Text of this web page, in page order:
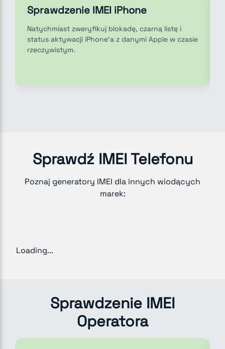
Sprawdzenie IMEI iPhone
Natychmiast zweryfikuj blokadę, czarną listę i
status aktywacji iPhone'a z danymi Apple w czasie
rzeczywistym.
Sprawdź IMEI Telefonu
Poznaj generatory IMEI dla innych wiodących
marek:
Loading...
Sprawdzenie IMEI
Operatora